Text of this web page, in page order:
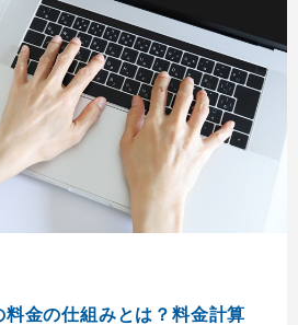
金の仕組みとは？料金計算